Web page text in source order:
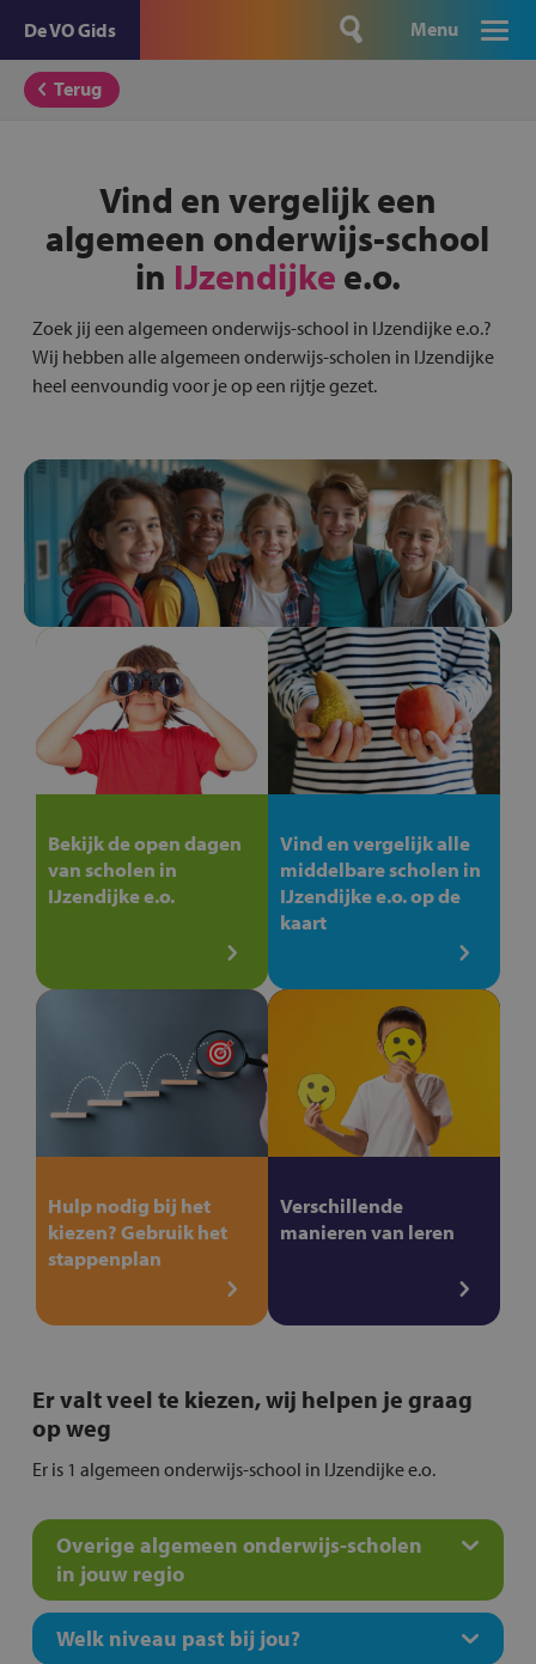
De VO Gids Menu
Terug
Vind en vergelijk een
algemeen onderwijs-school
in IJzendijke e.o.
Zoek jij een algemeen onderwijs-school in IJzendijke e.o.?
Wij hebben alle algemeen onderwijs-scholen in IJzendijke
heel eenvoundig voor je op een rijtje gezet.
Bekijk de open dagen
van scholen in
IJzendijke e.o.
Vind en vergelijk alle
middelbare scholen in
IJzendijke e.o. op de
kaart
Hulp nodig bij het
kiezen? Gebruik het
stappenplan
Verschillende
manieren van leren
Er valt veel te kiezen, wij helpen je graag
op weg
Er is 1 algemeen onderwijs-school in IJzendijke e.o.
Overige algemeen onderwijs-scholen
in jouw regio
Welk niveau past bij jou?